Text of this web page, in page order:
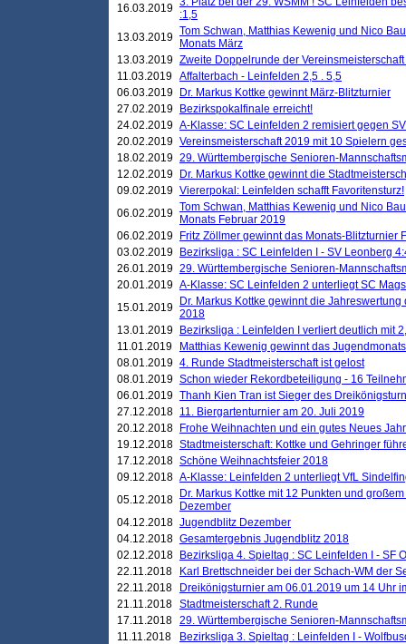
16.03.2019 :1,5
13.03.2019 Tom Schwan, Matthias Kewenig und Nico
Monats März
13.03.2019 Zweite Doppelrunde der
11.03.2019 Affalterbach - Leinfelden 2,5 . 5,5
06.03.2019
Dr. Markus Kottke gewinnt März-Blitzturnier
27.02.2019
Bezirkspokalfinale erreicht!
24.02.2019 A-Klasse: SC Leinfelden 2 remisiert gegen
20.02.2019 Vereinsmeisterschaft 2019 mit 10 Spielern
18.02.2019 29. Württembergische Senioren-
12.02.2019
Dr. Markus Kottke gewinnt die
09.02.2019 Viererpokal: Leinfelden schafft Favoritensturz!
06.02.2019 Tom Schwan, Matthias Kewenig und Nico
Monats Februar 2019
06.02.2019
Fritz Zöllmer gewinnt das Monats-Blitzturnier
03.02.2019
Bezirksliga : SC Leinfelden I - SV Leonberg
26.01.2019 29. Württembergische Senioren-
20.01.2019 A-Klasse: SC Leinfelden 2 unterliegt SC
15.01.2019
Dr. Markus Kottke gewinnt die
2018
13.01.2019
Bezirksliga : Leinfelden I verliert deutlich mit
11.01.2019
Matthias Kewenig gewinnt das
08.01.2019 4. Runde Stadtmeisterschaft ist gelost
08.01.2019 Schon wieder Rekordbeteiligung - 16
06.01.2019 Thanh Kien Tran ist Sieger des
27.12.2018 11. Biergartenturnier am 20. Juli 2019
20.12.2018
Frohe Weihnachten und ein gutes Neues
19.12.2018 Stadtmeisterschaft: Kottke und Gehringer
17.12.2018 Schöne Weihnachtsfeier 2018
09.12.2018 A-Klasse: Leinfelden 2 unterliegt VfL
05.12.2018
Dr. Markus Kottke mit 12 Punkten und
Dezember
04.12.2018 Jugendblitz Dezember
04.12.2018 Gesamtergebnis Jugendblitz 2018
02.12.2018
Bezirksliga 4. Spieltag : SC Leinfelden I - SF
22.11.2018
Karl Brettschneider bei der Schach-WM der
22.11.2018
Dreikönigsturnier am 06.01.2019 um 14 Uhr
21.11.2018 Stadtmeisterschaft 2. Runde
17.11.2018 29. Württembergische Senioren-
11.11.2018
Bezirksliga 3. Spieltag : Leinfelden I -